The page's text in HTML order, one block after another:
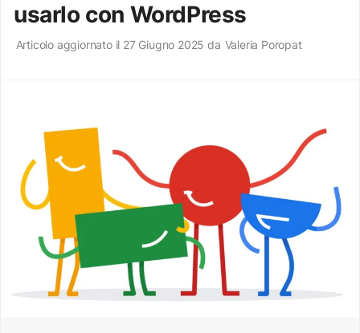
usarlo con WordPress
Articolo aggiornato il 27 Giugno 2025 da Valeria Poropat